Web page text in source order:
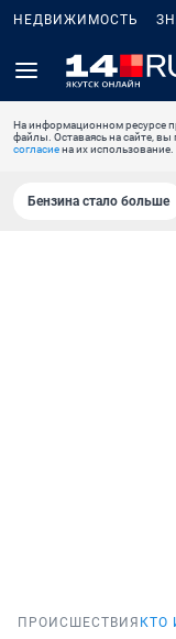
НЕДВИЖИМОСТЬ
На информационном ресурсе
файлы. Оставаясь на сайте, вы
согласиена их использование.
Бензина стало больше
ПРОИСШЕСТВИЯ КТО